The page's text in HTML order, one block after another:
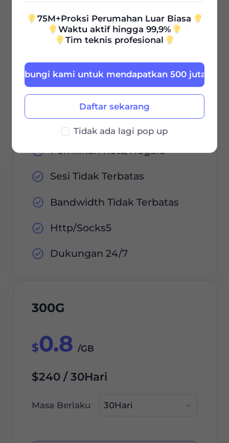
$85 / 30Hari
Masa Berlaku
Pesan Sekarang
Pemilihan Kota/Negara
Sesi Tidak Terbatas
Bandwidth Tidak Terbatas
Http/Socks5
Dukungan 24/7
300G
$0.8 /GB
$240 / 30Hari
Masa Berlaku
75M+Proksi Perumahan Luar Biasa
Waktu aktif hingga 99,9%
Tim teknis profesional
Daftar sekarang
Hubungi kami untuk mendapatkan 500 juta
Tidak ada lagi pop up